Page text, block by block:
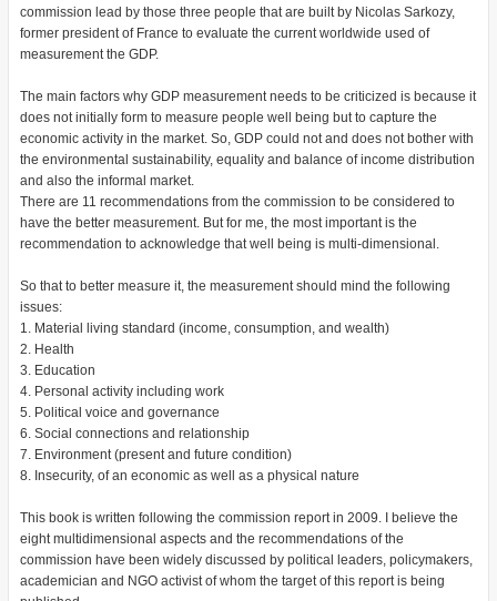
commission lead by those three people that are built by Nicolas Sarkozy,
former president of France to evaluate the current worldwide used of
measurement the GDP.
The main factors why GDP measurement needs to be criticized is because it
does not initially form to measure people well being but to capture the
economic activity in the market. So, GDP could not and does not bother with
the environmental sustainability, equality and balance of income distribution
and also the informal market.
There are 11 recommendations from the commission to be considered to
have the better measurement. But for me, the most important is the
recommendation to acknowledge that well being is multi-dimensional.
So that to better measure it, the measurement should mind the following
issues:
1. Material living standard (income, consumption, and wealth)
2. Health
3. Education
4. Personal activity including work
5. Political voice and governance
6. Social connections and relationship
7. Environment (present and future condition)
8. Insecurity, of an economic as well as a physical nature
This book is written following the commission report in 2009. I believe the
eight multidimensional aspects and the recommendations of the
commission have been widely discussed by political leaders, policymakers,
academician and NGO activist of whom the target of this report is being